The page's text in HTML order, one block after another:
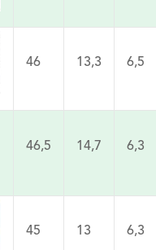
46 13,3 6,5
46,5 14,7 6,3
45 13 6,3